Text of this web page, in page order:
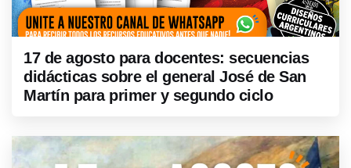
17 de agosto para docentes: secuencias
didácticas sobre el general José de San
Martín para primer y segundo ciclo